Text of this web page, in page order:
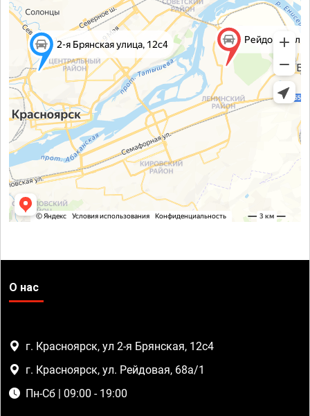
О нас
г. Красноярск, ул 2-я Брянская, 12с4
г. Красноярск, ул. Рейдовая, 68а/1
Пн-Сб | 09:00 - 19:00